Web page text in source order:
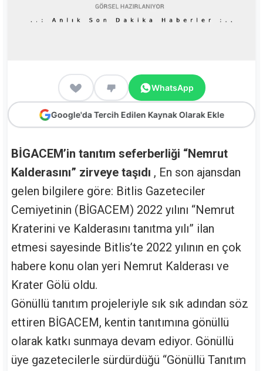
WhatsApp
Google'da Tercih Edilen Kaynak Olarak Ekle
BİGACEM’in tanıtım seferberliği “Nemrut
Kalderasını” zirveye taşıdı , En son ajansdan
gelen bilgilere göre: Bitlis Gazeteciler
Cemiyetinin (BİGACEM) 2022 yılını “Nemrut
Kraterini ve Kalderasını tanıtma yılı” ilan
etmesi sayesinde Bitlis’te 2022 yılının en çok
habere konu olan yeri Nemrut Kalderası ve
Krater Gölü oldu.
Gönüllü tanıtım projeleriyle sık sık adından söz
ettiren BİGACEM, kentin tanıtımına gönüllü
olarak katkı sunmaya devam ediyor. Gönüllü
üye gazetecilerle sürdürdüğü “Gönüllü Tanıtım